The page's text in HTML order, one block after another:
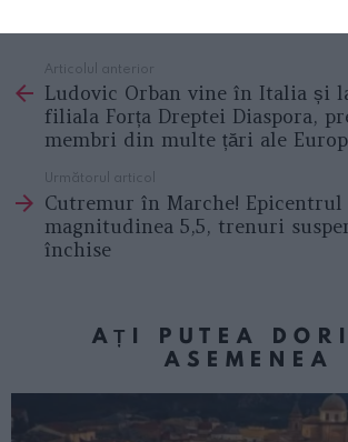
more
Articolul anterior
Ludovic Orban vine în Italia și
filiala Forța Dreptei Diaspora,
membri din multe țări ale
Următorul articol
Cutremur în Marche!
magnitudinea 5,5, trenuri
închise
AȚI PUTEA
ASEMENEA